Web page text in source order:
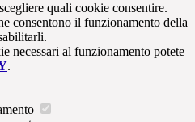
quali cookie consentire.
consentono il funzionamento della
necessari al funzionamento potete
.